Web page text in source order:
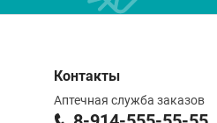
Контакты
Аптечная служба заказов